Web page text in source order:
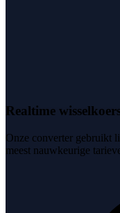
Realtime
Onze converter gebruikt
meest nauwkeurige